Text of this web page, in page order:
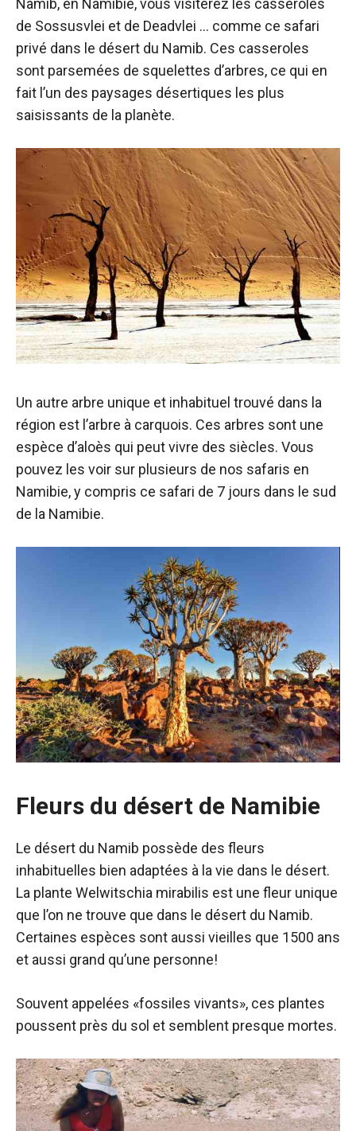
Namib, en Namibie, vous visiterez les casseroles
de Sossusvlei et de Deadvlei … comme ce safari
privé dans le désert du Namib. Ces casseroles
sont parsemées de squelettes d’arbres, ce qui en
fait l’un des paysages désertiques les plus
saisissants de la planète.
Un autre arbre unique et inhabituel trouvé dans la
région est l’arbre à carquois. Ces arbres sont une
espèce d’aloès qui peut vivre des siècles. Vous
pouvez les voir sur plusieurs de nos safaris en
Namibie, y compris ce safari de 7 jours dans le sud
de la Namibie.
Fleurs du désert de Namibie
Le désert du Namib possède des fleurs
inhabituelles bien adaptées à la vie dans le désert.
La plante Welwitschia mirabilis est une fleur unique
que l’on ne trouve que dans le désert du Namib.
Certaines espèces sont aussi vieilles que 1500 ans
et aussi grand qu’une personne!
Souvent appelées «fossiles vivants», ces plantes
poussent près du sol et semblent presque mortes.